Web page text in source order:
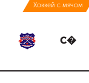
Хоккей с мячом
С�